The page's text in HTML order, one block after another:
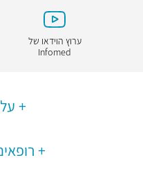
ערוץ הוידאו של
Infomed